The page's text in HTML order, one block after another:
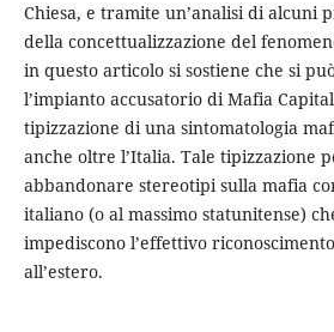
Chiesa, e tramite un’analisi di alcuni
della concettualizzazione del
in questo articolo si sostiene che si
l’impianto accusatorio di Mafia
tipizzazione di una sintomatologia
anche oltre l’Italia. Tale tipizzazione
abbandonare stereotipi sulla mafia
italiano (o al massimo statunitense)
impediscono l’effettivo
all’estero.